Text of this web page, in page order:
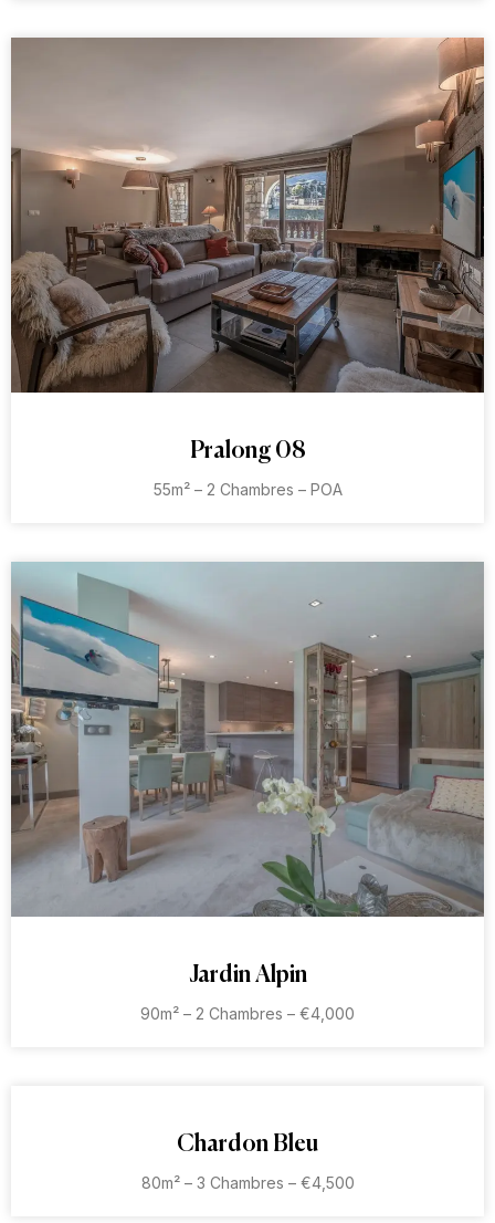
Pralong 08
55m² – 2 Chambres – POA
Jardin Alpin
90m² – 2 Chambres – €4,000
Chardon Bleu
80m² – 3 Chambres – €4,500